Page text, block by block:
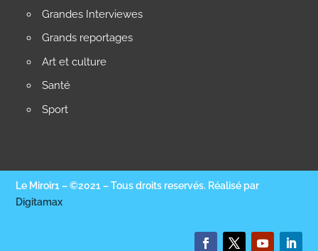
Grandes Interviewes
Grands reportages
Art et culture
Santé
Sport
Le Miroir1 – ©2021 – Tous droits reservés. Réalisé par
Digitamax